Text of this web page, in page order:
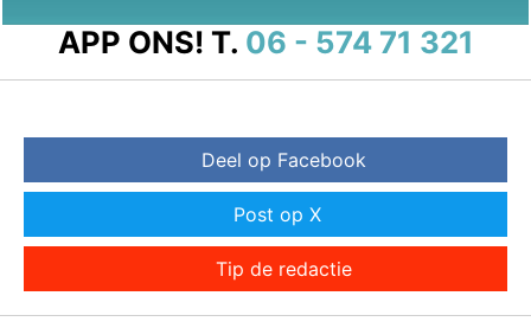
APP ONS! T. 06 - 574 71 321
Deel op Facebook
Post op X
Tip de redactie